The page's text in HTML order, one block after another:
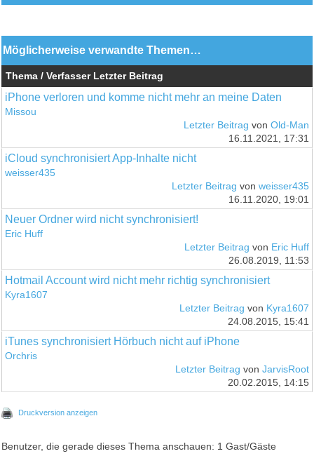
Möglicherweise verwandte Themen…
Thema / Verfasser Letzter Beitrag
iPhone verloren und komme nicht mehr an meine Daten
Missou
Letzter Beitrag von Old-Man
16.11.2021, 17:31
iCloud synchronisiert App-Inhalte nicht
weisser435
Letzter Beitrag von weisser435
16.11.2020, 19:01
Neuer Ordner wird nicht synchronisiert!
Eric Huff
Letzter Beitrag von Eric Huff
26.08.2019, 11:53
Hotmail Account wird nicht mehr richtig synchronisiert
Kyra1607
Letzter Beitrag von Kyra1607
24.08.2015, 15:41
iTunes synchronisiert Hörbuch nicht auf iPhone
Orchris
Letzter Beitrag von JarvisRoot
20.02.2015, 14:15
Druckversion anzeigen
Benutzer, die gerade dieses Thema anschauen: 1 Gast/Gäste